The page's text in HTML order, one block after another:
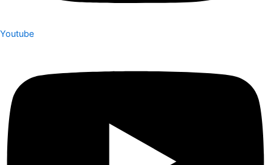
Youtube